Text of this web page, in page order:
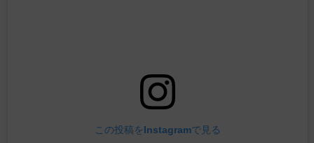
この投稿をInstagramで見る